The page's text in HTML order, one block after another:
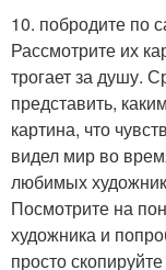
10. побродите по
Рассмотрите их
трогает за душу.
представить,
картина, что
видел мир во
любимых
Посмотрите на
художника и
просто